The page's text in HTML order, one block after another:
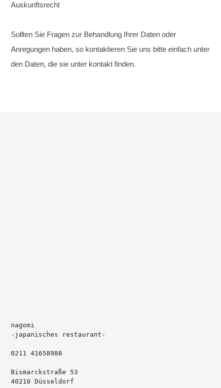
Auskunftsrecht
Sollten Sie Fragen zur Behandlung Ihrer Daten oder
Anregungen haben, so kontaktieren Sie uns bitte einfach unter
den Daten, die sie unter kontakt finden.
nagomi
-japanisches restaurant-
0211 41658988
Bismarckstraße 53
40210 Düsseldorf